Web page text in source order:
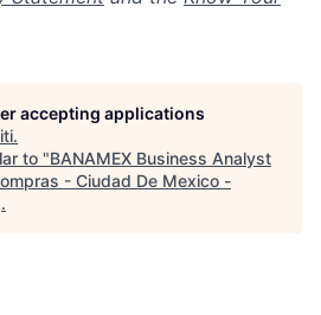
accepting applications
.
to "BANAMEX Business Analyst
- Ciudad De Mexico -
.